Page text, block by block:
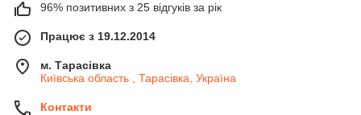
96% позитивних з 25 відгуків за рік
Працює з 19.12.2014
м. Тарасівка
Київська область , Тарасівка, Україна
Контакти